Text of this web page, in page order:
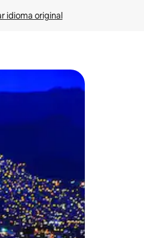
idioma original